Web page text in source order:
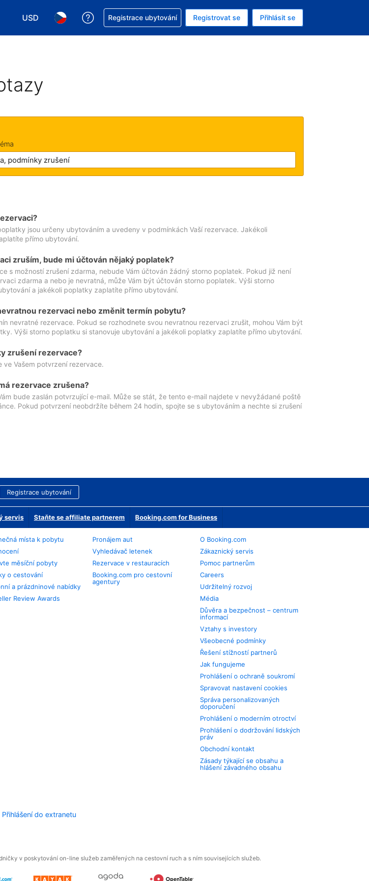
USD
Vyberte si měnu. Aktuálně zvolená měna: Americký dolar
Vyberte si jazyk. Aktuálně zvolený jazyk: V češtině
Asistence s rezervací
Registrace ubytování Registrovat se Přihlásit se
jsou určeny ubytováním a uvedeny v podmínkách Vaší rezervace. Jakékoli
přímo ubytování.
zruším, bude mi účtován nějaký poplatek?
s možností zrušení zdarma, nebude Vám účtován žádný storno poplatek. Pokud již není
zdarma a nebo je nevratná, může Vám být účtován storno poplatek. Výši storno
a jakékoli poplatky zaplatíte přímo ubytování.
rezervaci nebo změnit termín pobytu?
nevratné rezervace. Pokud se rozhodnete svou nevratnou rezervaci zrušit, mohou Vám být
Výši storno poplatku si stanovuje ubytování a jakékoli poplatky zaplatíte přímo ubytování.
zrušení rezervace?
ve Vašem potvrzení rezervace.
rezervace zrušena?
bude zaslán potvrzující e-mail. Může se stát, že tento e-mail najdete v nevyžádané poště
Pokud potvrzení neobdržíte během 24 hodin, spojte se s ubytováním a nechte si zrušení
Registrace ubytování
servis Staňte se affiliate partnerem Booking.com for Business
místa k pobytu
měsíční pobyty
o cestování
a prázdninové nabídky
Review Awards
Pronájem aut
Vyhledávač letenek
Rezervace v restauracích
Booking.com pro cestovní
agentury
O Booking.com
Zákaznický servis
Pomoc partnerům
Careers
Udržitelný rozvoj
Média
Důvěra a bezpečnost – centrum
informací
Vztahy s investory
Všeobecné podmínky
Řešení stížností partnerů
Jak fungujeme
Prohlášení o ochraně soukromí
Spravovat nastavení cookies
Správa personalizovaných
doporučení
Prohlášení o moderním otroctví
Prohlášení o dodržování lidských
práv
Obchodní kontakt
Zásady týkající se obsahu a
hlášení závadného obsahu
Přihlášení do extranetu
v poskytování on-line služeb zaměřených na cestovní ruch a s ním souvisejících služeb.